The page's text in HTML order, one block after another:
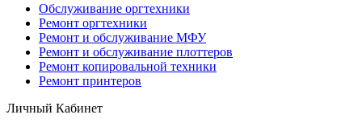
Обслуживание оргтехники
Ремонт оргтехники
Ремонт и обслуживание МФУ
Ремонт и обслуживание плоттеров
Ремонт копировальной техники
Ремонт принтеров
Личный Кабинет